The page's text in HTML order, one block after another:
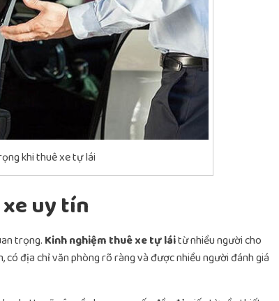
khi thuê xe tự lái
uy tín
trọng. Kinh nghiệm thuê xe tự láitừ nhiều người cho
địa chỉ văn phòng rõ ràng và được nhiều người đánh giá